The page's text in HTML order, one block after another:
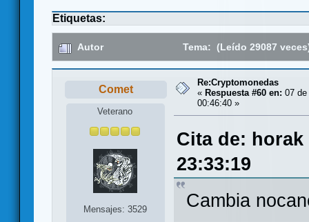
Etiquetas:
Autor Tema: (Leído 29087
Comet
Veterano
Mensajes: 3529
Re:Cryptomonedas
« Respuesta #60 en: 07
00:46:40 »
Cita de: horak
23:33:19
Cambia